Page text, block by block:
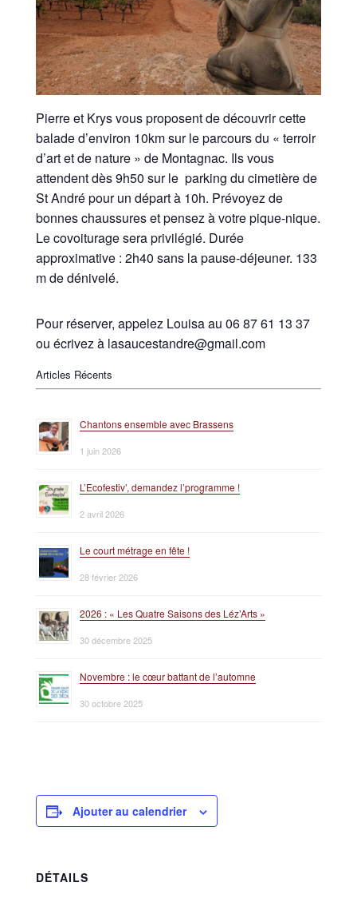
Pierre et Krys vous proposent de découvrir cette
balade d’environ 10km sur le parcours du « terroir
d’art et de nature » de Montagnac. Ils vous
attendent dès 9h50 sur le parking du cimetière de
St André pour un départ à 10h. Prévoyez de
bonnes chaussures et pensez à votre pique-nique.
Le covoiturage sera privilégié. Durée
approximative : 2h40 sans la pause-déjeuner. 133
m de dénivelé.
Pour réserver, appelez Louisa au 06 87 61 13 37
ou écrivez à lasaucestandre@gmail.com
Articles Récents
Chantons ensemble avec Brassens
1 juin 2026
L’Ecofestiv’, demandez l’programme !
2 avril 2026
Le court métrage en fête !
28 février 2026
2026 : « Les Quatre Saisons des Léz’Arts »
30 décembre 2025
Novembre : le cœur battant de l’automne
30 octobre 2025
Ajouter au calendrier
DÉTAILS